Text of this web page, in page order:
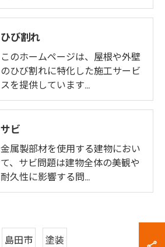
ひび割れ
このホームページは、屋根や外壁
のひび割れに特化した施工サービ
スを提供しています…
サビ
金属製部材を使用する建物におい
て、サビ問題は建物全体の美観や
耐久性に影響する問…
島田市 塗装